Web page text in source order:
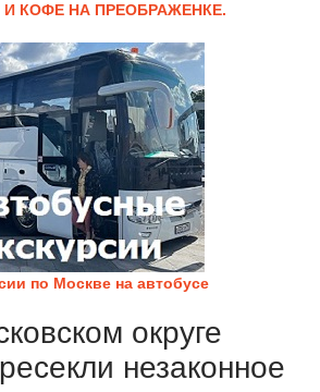
КОФЕ НА ПРЕОБРАЖЕНКЕ.
по Москве на автобусе
округе
незаконное